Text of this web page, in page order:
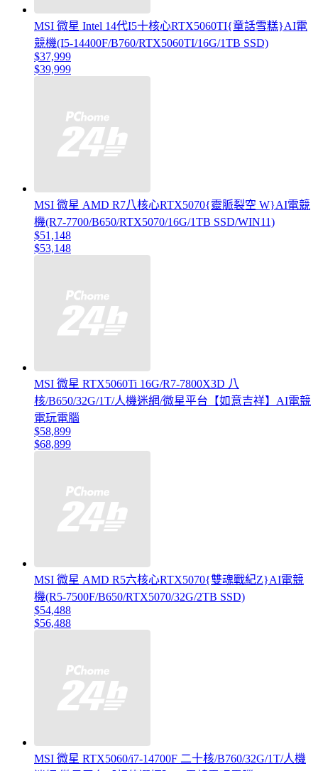
MSI 微星 Intel 14代I5十核心RTX5060TI{童話雪糕}AI電
競機(I5-14400F/B760/RTX5060TI/16G/1TB SSD)
$37,999
$39,999
MSI 微星 AMD R7八核心RTX5070{靈脈裂空 W}AI電競
機(R7-7700/B650/RTX5070/16G/1TB SSD/WIN11)
$51,148
$53,148
MSI 微星 RTX5060Ti 16G/R7-7800X3D 八
核/B650/32G/1T/人機迷網/微星平台【如意吉祥】AI電競
電玩電腦
$58,899
$68,899
MSI 微星 AMD R5六核心RTX5070{雙魂戰紀Z}AI電競
機(R5-7500F/B650/RTX5070/32G/2TB SSD)
$54,488
$56,488
MSI 微星 RTX5060/i7-14700F 二十核/B760/32G/1T/人機